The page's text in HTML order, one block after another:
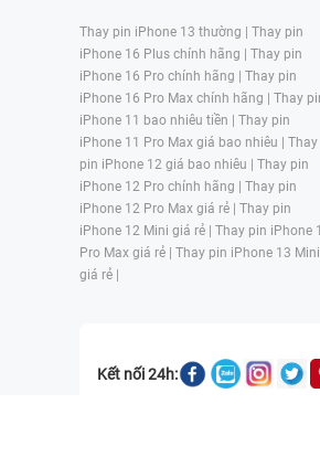
Thay pin iPhone 13 thường | Thay pin
iPhone 16 Plus chính hãng | Thay pin
iPhone 16 Pro chính hãng | Thay pin
iPhone 16 Pro Max chính hãng | Thay
iPhone 11 bao nhiêu tiền | Thay pin
iPhone 11 Pro Max giá bao nhiêu | Thay
pin iPhone 12 giá bao nhiêu | Thay pin
iPhone 12 Pro chính hãng | Thay pin
iPhone 12 Pro Max giá rẻ | Thay pin
iPhone 12 Mini giá rẻ | Thay pin iPhone
Pro Max giá rẻ | Thay pin iPhone 13 Mini
giá rẻ |
Kết nối 24h: